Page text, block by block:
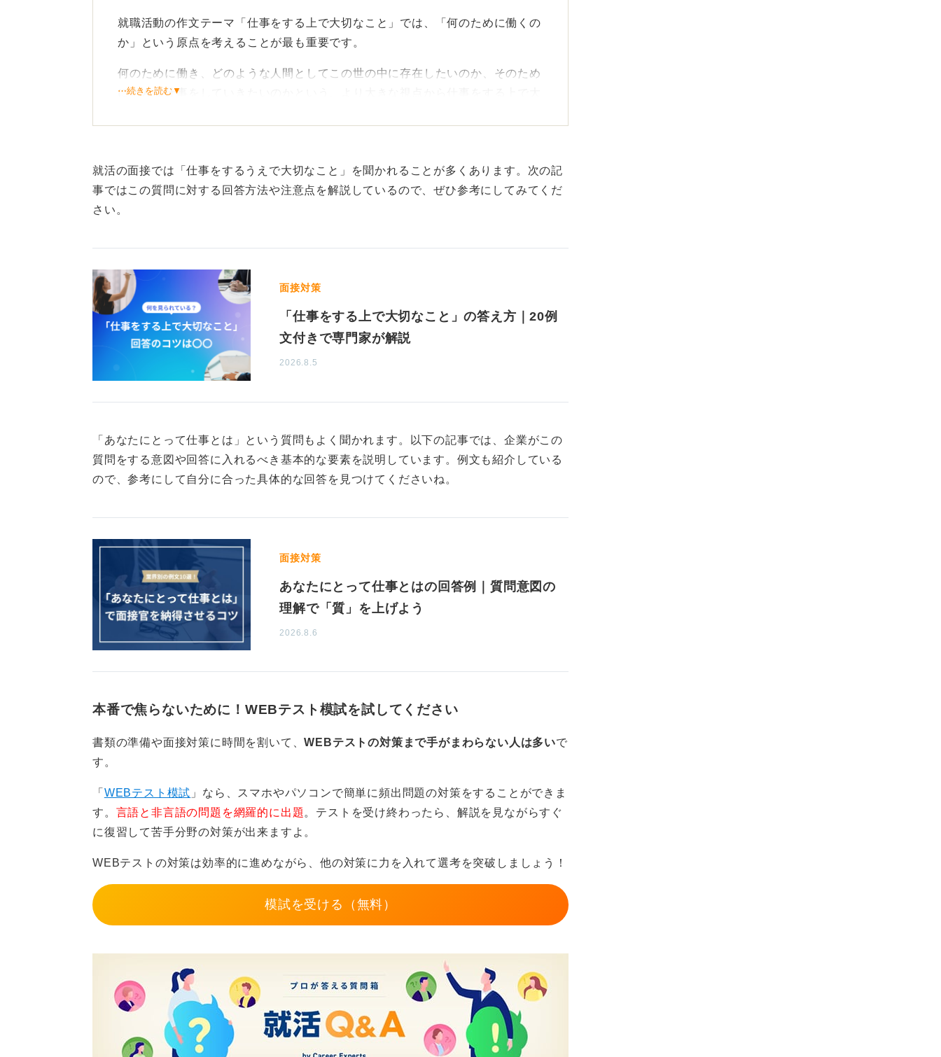
就職活動の作文テーマ「仕事をする上で大切なこと」では、「何のために働くの
か」という原点を考えることが最も重要です。
何のために働き、どのような人間としてこの世の中に存在したいのか、そのため
にどんな仕事をしていきたいのかという、より大きな視点から仕事をする上で大
「私はこういう人間になりたいので、それを実現するためには仕事でこういうこ
仕事だけで考えると行き詰まることもあるので、大げさな話になるかもしれませ
んが、大きく見て自身がどのような生き方をしたいのか、どのような人間として
存在したいのかという視点から考え、それを仕事に落とし込むと良い作文が書け
るでしょう。
避けるべき表現としては、ネガティブな言い訳や、自信のなさを示すような断り
言断りを入れるような書き方はあまり良くありませんので、そういった表現は避
けるように意識しましょう。
0
⋯続きを読む▼
就活の面接では「仕事をするうえで大切なこと」を聞かれることが多くあります。次の記
事ではこの質問に対する回答方法や注意点を解説しているので、ぜひ参考にしてみてくだ
さい。
面接対策
「仕事をする上で大切なこと」の答え方｜20例
文付きで専門家が解説
2026.8.5
「あなたにとって仕事とは」という質問もよく聞かれます。以下の記事では、企業がこの
質問をする意図や回答に入れるべき基本的な要素を説明しています。例文も紹介している
ので、参考にして自分に合った具体的な回答を見つけてくださいね。
面接対策
あなたにとって仕事とはの回答例｜質問意図の
理解で「質」を上げよう
2026.8.6
本番で焦らないために！WEBテスト模試を試してください
書類の準備や面接対策に時間を割いて、WEBテストの対策まで手がまわらない人は多いで
す。
「 WEBテスト模試 」なら、スマホやパソコンで簡単に頻出問題の対策をすることができま
す。 言語と非言語の問題を網羅的に出題 。テストを受け終わったら、解説を見ながらすぐ
に復習して苦手分野の対策が出来ますよ。
WEBテストの対策は効率的に進めながら、他の対策に力を入れて選考を突破しましょう！
模試を受ける（無料）